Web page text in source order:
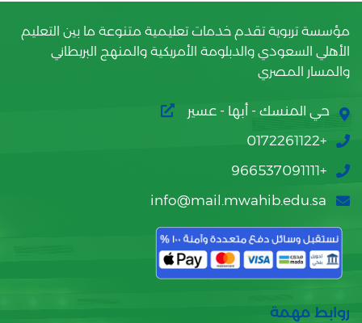
مؤسسة تربوية تقدم خدمات تعليمية متنوعة ما بين التعليم
الأهلي السعودي والدبلومة الأمريكية والمنهج البريطاني
والمسار المصري
حي المنسك - أبها - عسير
+0172261122
+966537091111
info@mail.mwahib.edu.sa
روابط مهمة